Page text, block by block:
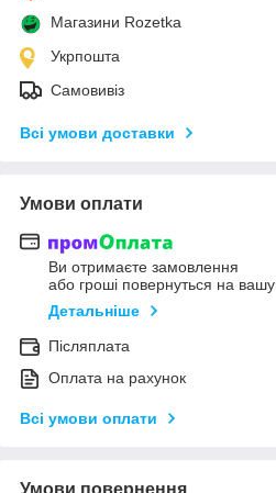
Магазини Rozetka
Укрпошта
Самовивіз
Всі умови доставки
Умови оплати
Ви отримаєте замовлення
або гроші повернуться на вашу
Детальніше
Післяплата
Оплата на рахунок
Всі умови оплати